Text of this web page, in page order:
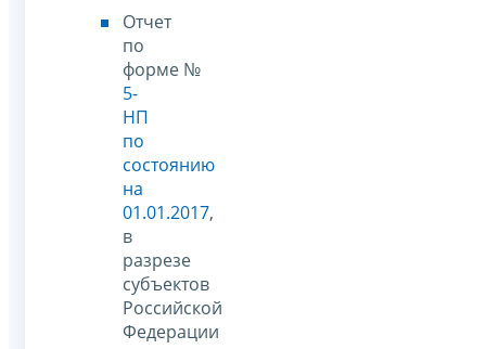
Отчет
по
форме №
5-
НП
по
состоянию
на
01.01.2017,
в
разрезе
субъектов
Российской
Федерации